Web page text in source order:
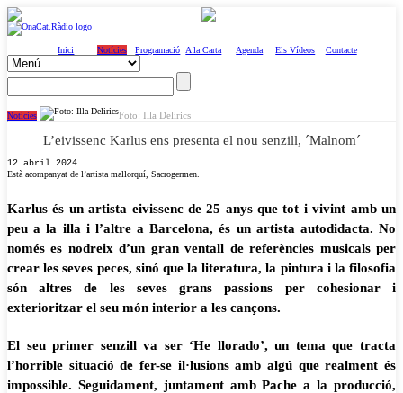
Inici Notícies Programació A la Carta Agenda Els Vídeos Contacte
Notícies Foto: Illa Delirics
L’eivissenc Karlus ens presenta el nou senzill, ´Malnom´
12 abril 2024
Està acompanyat de l’artista mallorquí, Sacrogermen.
Karlus és un artista eivissenc de 25 anys que tot i vivint amb un
peu a la illa i l’altre a Barcelona, és un artista autodidacta. No
només es nodreix d’un gran ventall de referències musicals per
crear les seves peces, sinó que la literatura, la pintura i la filosofia
són altres de les seves grans passions per cohesionar i
exterioritzar el seu món interior a les cançons.
El seu primer senzill va ser ‘He llorado’, un tema que tracta
l’horrible situació de fer-se il·lusions amb algú que realment és
impossible. Seguidament, juntament amb Pache a la producció,